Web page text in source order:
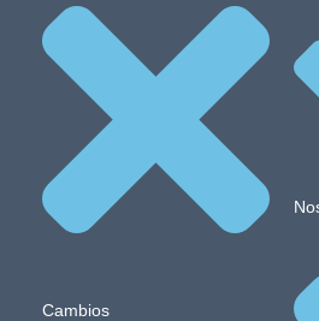
Cambios